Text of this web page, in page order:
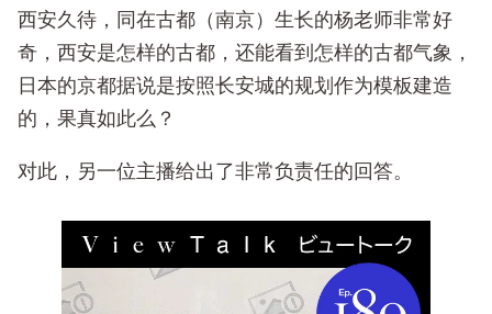
西安久待，同在古都（南京）生长的杨老师非常好
奇，西安是怎样的古都，还能看到怎样的古都气象，
日本的京都据说是按照长安城的规划作为模板建造
的，果真如此么？
对此，另一位主播给出了非常负责任的回答。